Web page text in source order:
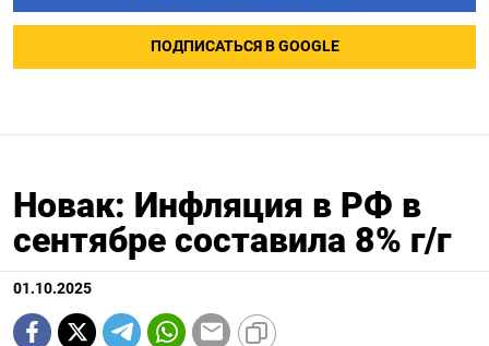
ПОДПИСАТЬСЯ В GOOGLE
Новак: Инфляция в РФ в
сентябре составила 8% г/г
01.10.2025